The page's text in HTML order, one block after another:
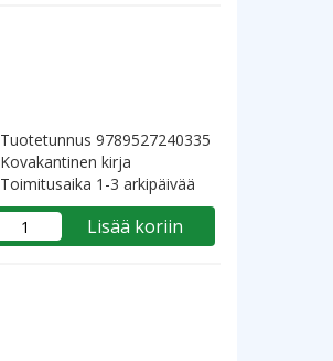
Tuotetunnus 9789527240335
Kovakantinen kirja
Toimitusaika 1-3 arkipäivää
Lisää koriin